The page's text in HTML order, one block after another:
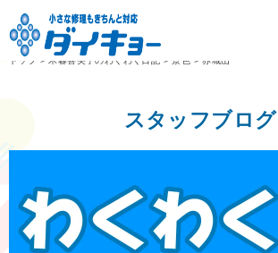
トップ
> 木暮喜美子のわくわく日記 > 景色 >赤城山
スタッフブログ